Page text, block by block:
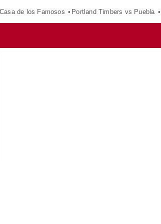
de los Famosos Portland Timbers vs Puebla